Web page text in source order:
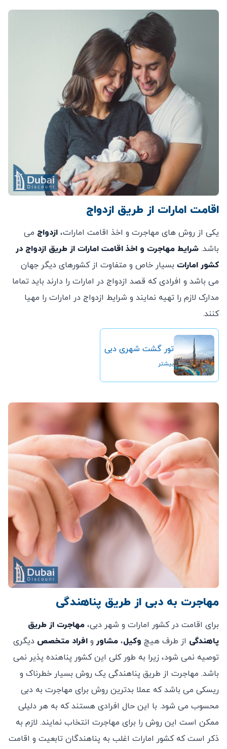
اقامت امارات از طریق ازدواج
یکی از روش های مهاجرت و اخذ اقامت امارات، ازدواج می
باشد. شرایط مهاجرت و اخذ اقامت امارات از طریق ازدواج در
کشور امارات بسیار خاص و متفاوت از کشورهای دیگر جهان
می باشد و افرادی که قصد ازدواج در امارات را دارند باید تماما
مدارک لازم را تهیه نمایند و شرایط ازدواج در امارات را مهیا
کنند.
تور گشت شهری دبی
بیشتر
مهاجرت به دبی از طریق پناهندگی
برای اقامت در کشور امارات و شهر دبی، مهاجرت از طریق
پاهندگی از طرف هیچ وکیل، مشاور و افراد متخصص دیگری
توصیه نمی شود، زیرا به طور کلی این کشور پناهنده پذیر نمی
باشد. مهاجرت از طریق پناهندگی یک روش بسیار خطرناک و
ریسکی می باشد که عملا بدترین روش برای مهاجرت به دبی
محسوب می شود. با این حال افرادی هستند که به هر دلیلی
ممکن است این روش را برای مهاجرت انتخاب نمایند. لازم به
ذکر است که کشور امارات اغلب به پناهندگان تابعیت و اقامت